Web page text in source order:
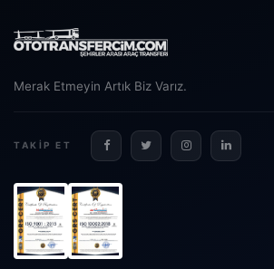
Merak Etmeyin Artık Biz Varız.
TAKIP ET